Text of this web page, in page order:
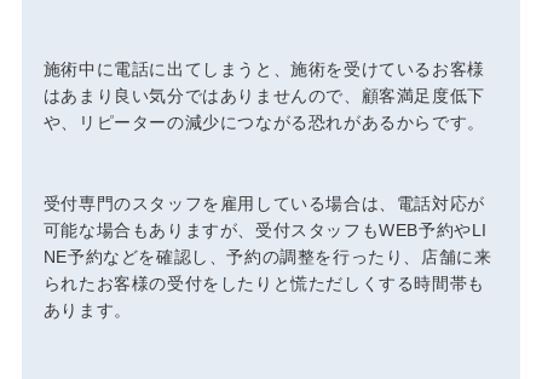
施術中に電話に出てしまうと、施術を受けているお客様
はあまり良い気分ではありませんので、顧客満足度低下
や、リピーターの減少につながる恐れがあるからです。
受付専門のスタッフを雇用している場合は、電話対応が
可能な場合もありますが、受付スタッフもWEB予約やLI
NE予約などを確認し、予約の調整を行ったり、店舗に来
られたお客様の受付をしたりと慌ただしくする時間帯も
あります。